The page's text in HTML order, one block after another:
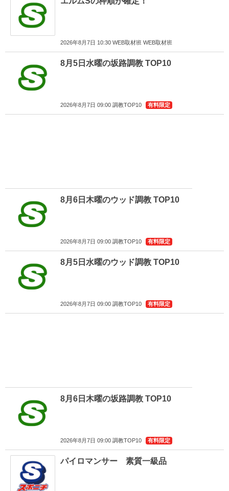
2026年8月7日 10:30 WEB取材班 WEB取材班
8月5日水曜の坂路調教 TOP10
2026年8月7日 09:00 調教TOP10 有料限定
8月6日木曜のウッド調教 TOP10
2026年8月7日 09:00 調教TOP10 有料限定
8月5日水曜のウッド調教 TOP10
2026年8月7日 09:00 調教TOP10 有料限定
8月6日木曜の坂路調教 TOP10
2026年8月7日 09:00 調教TOP10 有料限定
パイロマンサー 素質一級品